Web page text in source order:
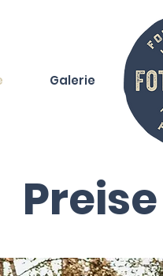
Galerie